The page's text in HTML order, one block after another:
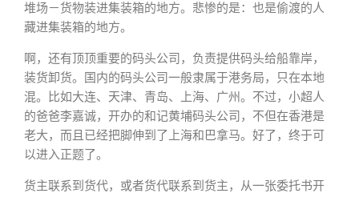
堆场－货物装进集装箱的地方。悲惨的是：也是偷渡的人
藏进集装箱的地方。
啊，还有顶顶重要的码头公司，负责提供码头给船靠岸，
装货卸货。国内的码头公司一般隶属于港务局，只在本地
混。比如大连、天津、青岛、上海、广州。不过，小超人
的爸爸李嘉诚，开办的和记黄埔码头公司，不但在香港是
老大，而且已经把脚伸到了上海和巴拿马。好了，终于可
以进入正题了。
货主联系到货代，或者货代联系到货主，从一张委托书开